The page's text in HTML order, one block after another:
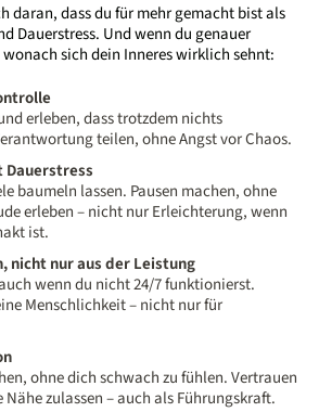
daran, dass du für mehr gemacht bist als
Dauerstress. Und wenn du genauer
sich dein Inneres wirklich sehnt:
erleben, dass trotzdem nichts
teilen, ohne Angst vor Chaos.
baumeln lassen. Pausen machen, ohne
erleben – nicht nur Erleichterung, wenn
ist.
nicht nur aus der Leistung
wenn du nicht 24/7 funktionierst.
Menschlichkeit – nicht nur für
ohne dich schwach zu fühlen. Vertrauen
Nähe zulassen – auch als Führungskraft.